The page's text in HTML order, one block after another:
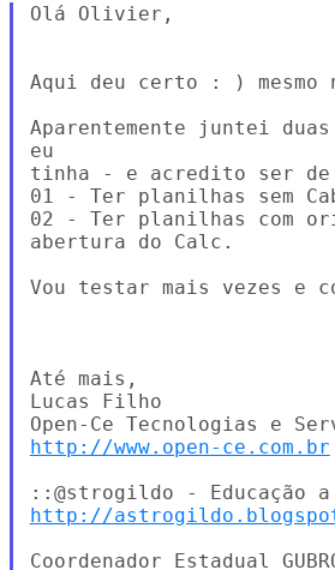
Olá Olivier,
Aqui deu certo : ) mesmo
Aparentemente juntei
eu
tinha - e acredito ser de
01 - Ter planilhas sem
02 - Ter planilhas com
abertura do Calc.
Vou testar mais vezes e
Até mais,
Lucas Filho
http://www.open-ce.com.br
http://